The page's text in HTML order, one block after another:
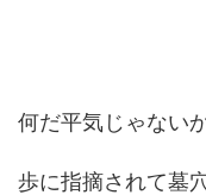
何だ平気じゃないか
歩に指摘されて墓